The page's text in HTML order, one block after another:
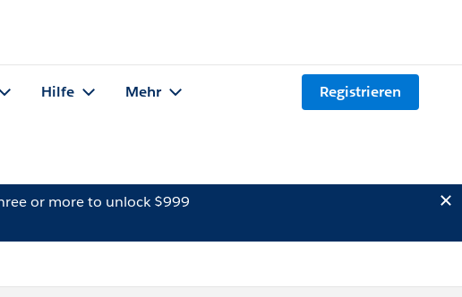
Hilfe Mehr Registrieren
or more to unlock $999